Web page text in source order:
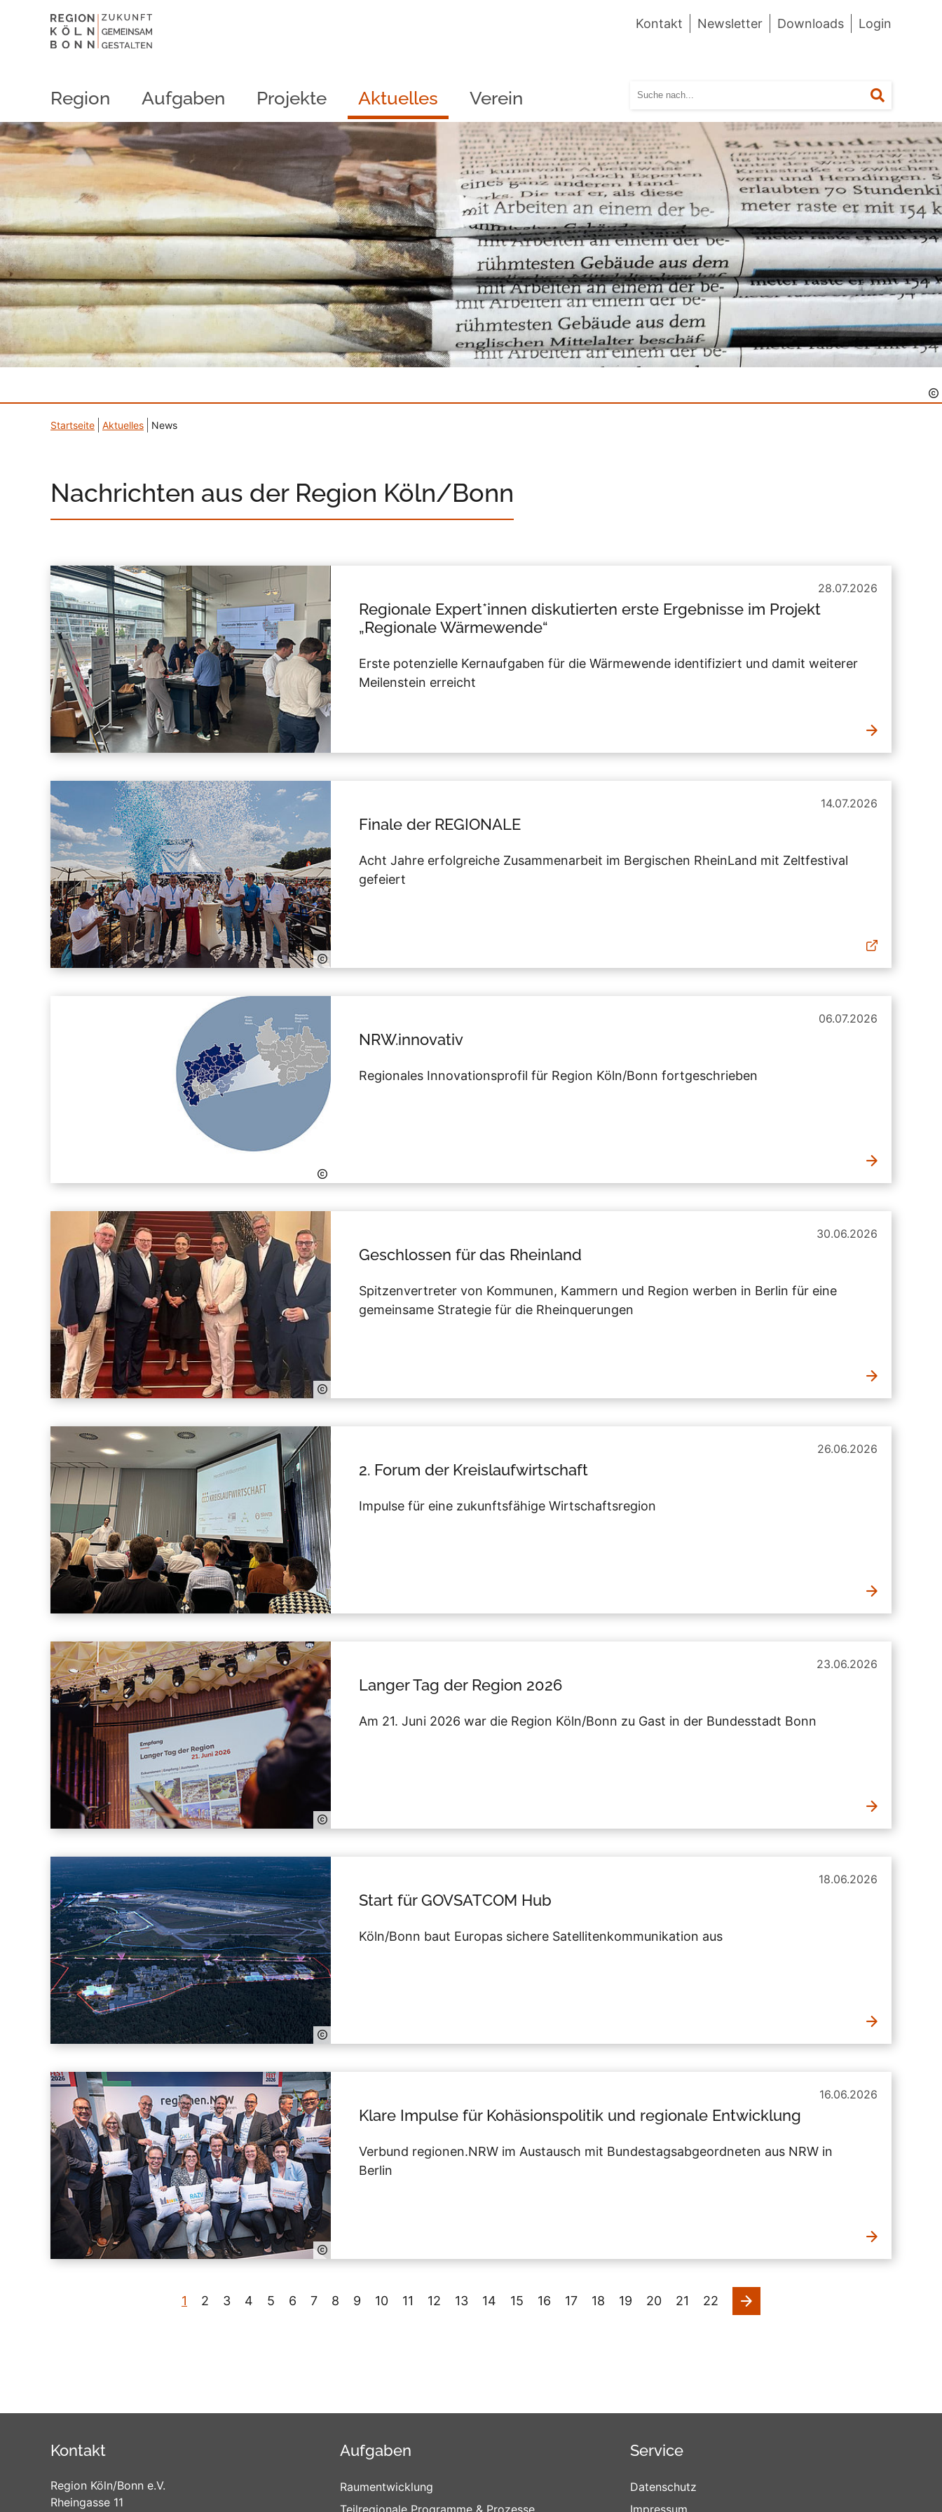
Kontakt Newsletter Downloads Login
Region Aufgaben Projekte Aktuelles Verein Suchen
Startseite Aktuelles News
Nachrichten aus der Region Köln/Bonn
28.07.2026
Regionale Expert*innen diskutierten erste Ergebnisse im Projekt
„Regionale Wärmewende“
Erste potenzielle Kernaufgaben für die Wärmewende identifiziert und damit weiterer
Meilenstein erreicht
14.07.2026
Finale der REGIONALE
Acht Jahre erfolgreiche Zusammenarbeit im Bergischen RheinLand mit Zeltfestival
gefeiert
06.07.2026
NRW.innovativ
Regionales Innovationsprofil für Region Köln/Bonn fortgeschrieben
30.06.2026
Geschlossen für das Rheinland
Spitzenvertreter von Kommunen, Kammern und Region werben in Berlin für eine
gemeinsame Strategie für die Rheinquerungen
26.06.2026
2. Forum der Kreislaufwirtschaft
Impulse für eine zukunftsfähige Wirtschaftsregion
23.06.2026
Langer Tag der Region 2026
Am 21. Juni 2026 war die Region Köln/Bonn zu Gast in der Bundesstadt Bonn
18.06.2026
Start für GOVSATCOM Hub
Köln/Bonn baut Europas sichere Satellitenkommunikation aus
16.06.2026
Klare Impulse für Kohäsionspolitik und regionale Entwicklung
Verbund regionen.NRW im Austausch mit Bundestagsabgeordneten aus NRW in
Berlin
1 2 3 4 5 6 7 8 9 10 11 12 13 14 15 16 17 18 19 20 21 22 nächste
Kontakt
Region Köln/Bonn e.V.
Rheingasse 11
Aufgaben
Raumentwicklung
Teilregionale Programme & Prozesse
Service
Datenschutz
Impressum